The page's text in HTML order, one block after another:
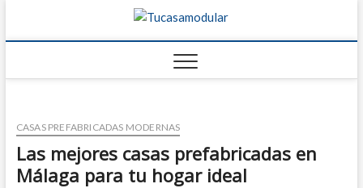
FABRICANTES DE
CASAS PREFABRICADAS MODERNAS
Las mejores casas prefabricadas en
Málaga para tu hogar ideal